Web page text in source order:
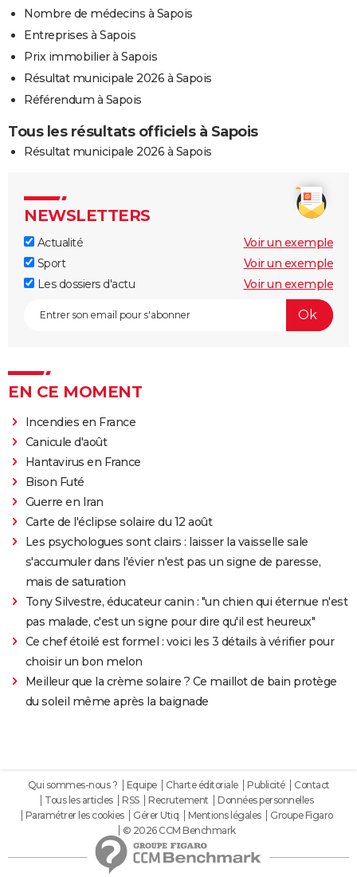
Nombre de médecins à Sapois
Entreprises à Sapois
Prix immobilier à Sapois
Résultat municipale 2026 à Sapois
Référendum à Sapois
Tous les résultats officiels à Sapois
Résultat municipale 2026 à Sapois
NEWSLETTERS
Actualité
Voir un exemple
Sport
Voir un exemple
Les dossiers d'actu
Voir un exemple
EN CE MOMENT
Incendies en France
Canicule d'août
Hantavirus en France
Bison Futé
Guerre en Iran
Carte de l'éclipse solaire du 12 août
Les psychologues sont clairs : laisser la vaisselle sale
s'accumuler dans l'évier n'est pas un signe de paresse,
mais de saturation
Tony Silvestre, éducateur canin : "un chien qui éternue n'est
pas malade, c'est un signe pour dire qu'il est heureux"
Ce chef étoilé est formel : voici les 3 détails à vérifier pour
choisir un bon melon
Meilleur que la crème solaire ? Ce maillot de bain protège
du soleil même après la baignade
Qui sommes-nous ? Equipe Charte éditoriale Publicité
Contact
Tous les articles
RSS Recrutement
Données personnelles
Paramétrer les cookies
Gérer Utiq Mentions légales
Groupe Figaro
© 2026 CCM Benchmark